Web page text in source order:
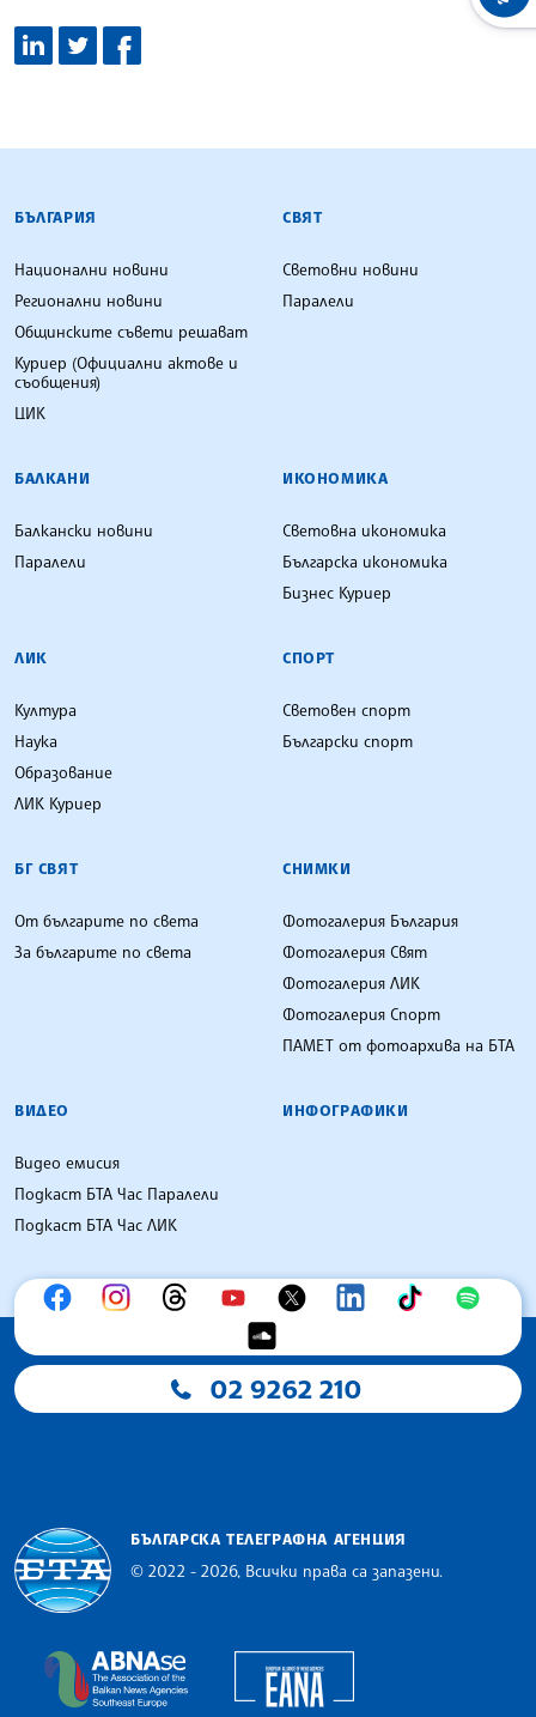
БЪЛГАРСКА ТЕЛЕГРАФНА АГЕНЦИЯ
БЪЛГАРИЯ
Национални новини
Регионални новини
Общинските съвети решават
Куриер (Официални актове и
съобщения)
ЦИК
СВЯТ
Световни новини
Паралели
БАЛКАНИ
Балкански новини
Паралели
ИКОНОМИКА
Световна икономика
Българска икономика
Бизнес Куриер
ЛИК
Култура
Наука
Образование
ЛИК Куриер
СПОРТ
Световен спорт
Български спорт
БГ СВЯТ
От българите по света
За българите по света
СНИМКИ
Фотогалерия България
Фотогалерия Свят
Фотогалерия ЛИК
Фотогалерия Спорт
ПАМЕТ от фотоархива на БТА
ВИДЕО
Видео емисия
Подкаст БТА Час Паралели
Подкаст БТА Час ЛИК
ИНФОГРАФИКИ
02 9262 210
БЪЛГАРСКА ТЕЛЕГРАФНА АГЕНЦИЯ
© 2022 - 2026, Всички права са запазени.
The Assocoation of the Balkan News Agencies